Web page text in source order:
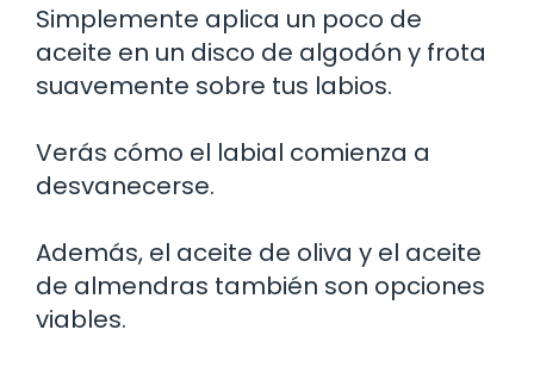
Simplemente aplica un poco de
aceite en un disco de algodón y frota
suavemente sobre tus labios.
Verás cómo el labial comienza a
desvanecerse.
Además, el aceite de oliva y el aceite
de almendras también son opciones
viables.